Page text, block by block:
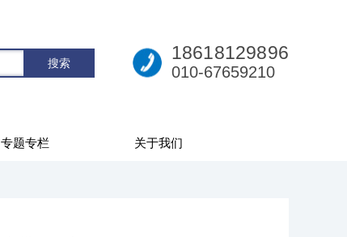
18618129896
010-67659210
专题专栏 关于我们